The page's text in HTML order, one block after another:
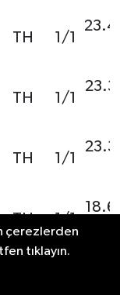
TH 1/1
TH 1/1
TH 1/1
TH 1/1
çerezlerden
tıklayın.